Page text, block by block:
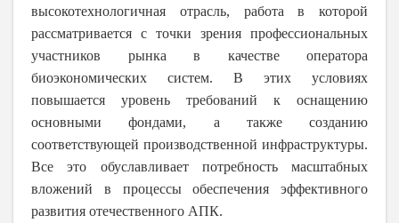
высокотехнологичная отрасль, работа в которой
рассматривается с точки зрения профессиональных
участников рынка в качестве оператора
биоэкономических систем. В этих условиях
повышается уровень требований к оснащению
основными фондами, а также созданию
соответствующей производственной инфраструктуры.
Все это обуславливает потребность масштабных
вложений в процессы обеспечения эффективного
развития отечественного АПК.